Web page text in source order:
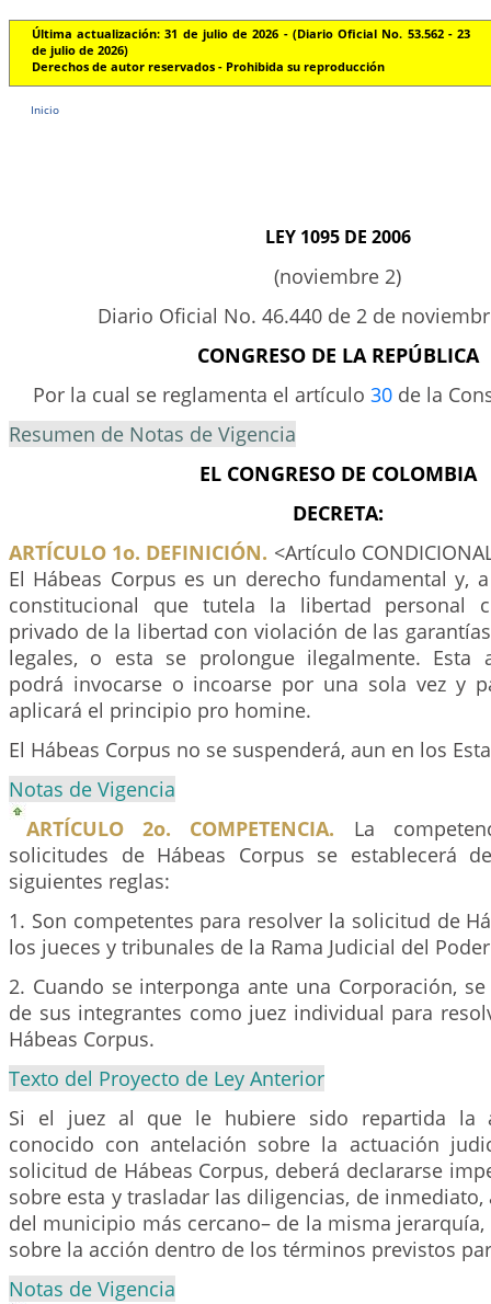
Última actualización: 31 de julio de 2026 - (Diario Oficial No. 53.562 - 23
de julio de 2026)
Derechos de autor reservados - Prohibida su reproducción
Inicio
LEY 1095 DE 2006
(noviembre 2)
Diario Oficial No. 46.440 de 2 de
CONGRESO DE LA REPÚBLICA
Por la cual se reglamenta el artículo 30de la
Resumen de Notas de Vigencia
EL CONGRESO DE COLOMBIA
DECRETA:
ARTÍCULO 1o. DEFINICIÓN. <Artículo
El Hábeas Corpus es un derecho fundamental y,
constitucional que tutela la libertad personal
privado de la libertad con violación de las
legales, o esta se prolongue ilegalmente. Esta
podrá invocarse o incoarse por una sola vez y
aplicará el principio pro homine.
El Hábeas Corpus no se suspenderá, aun en los
Notas de Vigencia
ARTÍCULO 2o. COMPETENCIA. La
solicitudes de Hábeas Corpus se establecerá
siguientes reglas:
1. Son competentes para resolver la solicitud de
los jueces y tribunales de la Rama Judicial del
2. Cuando se interponga ante una Corporación,
de sus integrantes como juez individual para
Hábeas Corpus.
Texto del Proyecto de Ley Anterior
Si el juez al que le hubiere sido repartida la
conocido con antelación sobre la actuación
solicitud de Hábeas Corpus, deberá declararse
sobre esta y trasladar las diligencias, de
del municipio más cercano– de la misma
sobre la acción dentro de los términos previstos
Notas de Vigencia